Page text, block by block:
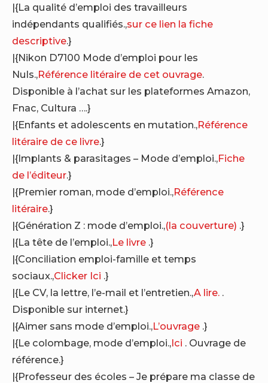
|{La qualité d’emploi des travailleurs
indépendants qualifiés.,sur ce lien la fiche
descriptive.}
|{Nikon D7100 Mode d’emploi pour les
Nuls.,Référence litéraire de cet ouvrage.
Disponible à l’achat sur les plateformes Amazon,
Fnac, Cultura ….}
|{Enfants et adolescents en mutation.,Référence
litéraire de ce livre.}
|{Implants & parasitages – Mode d’emploi.,Fiche
de l’éditeur.}
|{Premier roman, mode d’emploi.,Référence
litéraire.}
|{Génération Z : mode d’emploi.,(la couverture) .}
|{La tête de l’emploi.,Le livre .}
|{Conciliation emploi-famille et temps
sociaux.,Clicker Ici .}
|{Le CV, la lettre, l’e-mail et l’entretien.,A lire. .
Disponible sur internet.}
|{Aimer sans mode d’emploi.,L’ouvrage .}
|{Le colombage, mode d’emploi.,Ici . Ouvrage de
référence.}
|{Professeur des écoles – Je prépare ma classe de